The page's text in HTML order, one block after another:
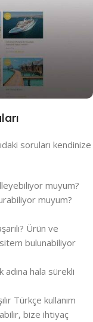
soruları kendinize
muyum?
muyum?
Ürün ve
bulunabiliyor
hala sürekli
Türkçe kullanım
bize ihtiyaç